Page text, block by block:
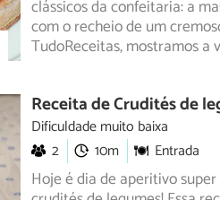
clássicosda confeitaria: a
com o recheio de um
TudoReceitas, mostramos a
Receita de Crudités de
Dificuldade muito baixa
2
10m Entrada
Hoje é dia de aperitivo